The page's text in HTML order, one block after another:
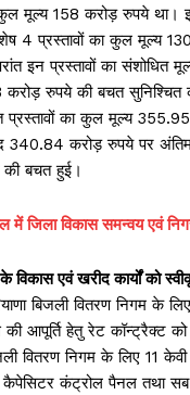
मूल्य 158 करोड़ रुपये था।
4 प्रस्तावों का कुल मूल्य
इन प्रस्तावों का संशोधित
रुपये की बचत सुनिश्चित
प्रस्तावों का कुल मूल्य
340.84 करोड़ रुपये पर
की बचत हुई।
में जिला विकास समन्वय एवं
के विकास एवं खरीद कार्यों को
बिजली वितरण निगम के
की आपूर्ति हेतु रेट कॉन्ट्रैक्ट
वितरण निगम के लिए 11
कंट्रोल पैनल तथा